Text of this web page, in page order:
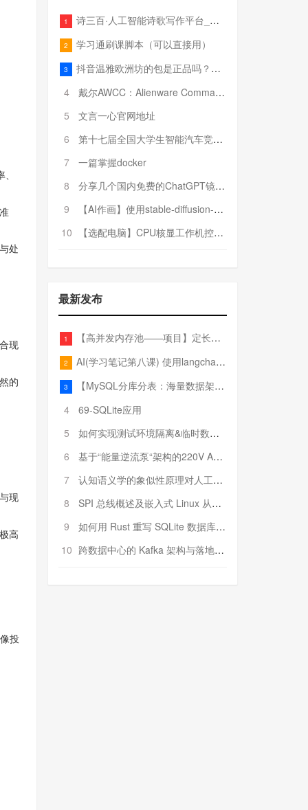
处
现
的
现
高
投
1 诗三百·人工智能诗歌写作平台_在线作诗机_藏头诗生成器_电脑对联_姓名作诗
2 学习通刷课脚本（可以直接用）
3
抖音温雅欧洲坊的包是正品吗？温雅卖的包为啥那么便宜？
4
戴尔AWCC：Alienware Command Center 故障排除方法，里面附有超全详解呦，快来快来，欢迎观看~
5
文言一心官网地址
6
第十七届全国大学生智能汽车竞赛全国总决赛参赛队伍奖项公告
7
一篇掌握docker
8
分享几个国内免费的ChatGPT镜像网址(亲测有效-4月25日更新)
9
【AI作画】使用stable-diffusion-webui搭建AI作画平台
10
【选配电脑】CPU核显工作机控制预算5000
最新发布
1 【高并发内存池——项目】定长内存池——开胃小菜
2 AI(学习笔记第八课) 使用langchain的embedding models
3
【MySQL分库分表：海量数据架构的终极解决方案】
4
69-SQLite应用
5
如何实现测试环境隔离&临时数据库（pytest+SQLite）
6
基于“能量逆流泵“架构的220V AC至20V DC 300W高效电源设计
7
认知语义学的象似性原理对人工智能自然语言处理深层语义分析的影响与启示
8
SPI 总线概述及嵌入式 Linux 从属 SPI 设备驱动程序开发（第二部分，实践）
9
如何用 Rust 重写 SQLite 数据库（二）:是否有市场空间？
10 跨数据中心的 Kafka 架构与落地实战